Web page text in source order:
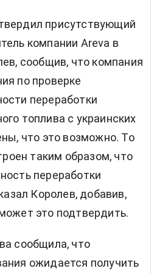
присутствующий
компании Areva в
сообщив, что компания
по проверке
переработки
топлива с украинских
что это возможно. То
таким образом, что
переработки
Королев, добавив,
это подтвердить.
сообщила, что
ожидается получить